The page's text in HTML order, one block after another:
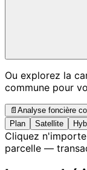
Ou explorez la
commune pour
📄 Analyse foncière
Plan
Satellite
Cliquez
parcelle —